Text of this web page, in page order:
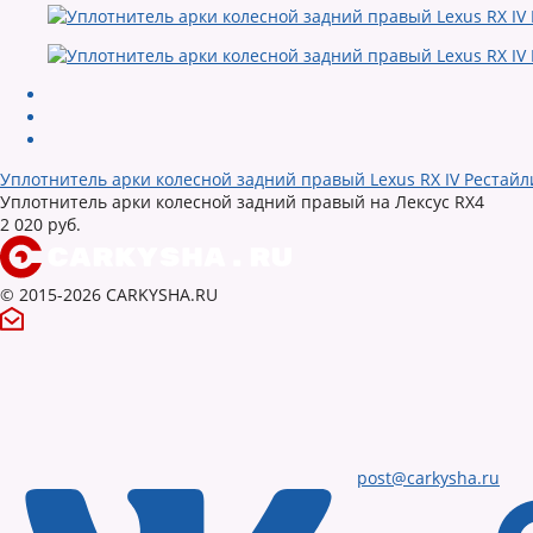
Уплотнитель арки колесной задний правый Lexus RX IV
Уплотнитель арки колесной задний правый на Лексус RX4
2 020 руб.
© 2015-2026 CARKYSHA.RU
post@carkysha.ru